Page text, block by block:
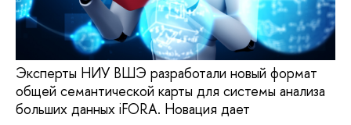
Эксперты НИУ ВШЭ разработали новый формат
общей семантической карты для системы анализа
больших данных iFORA. Новация дает